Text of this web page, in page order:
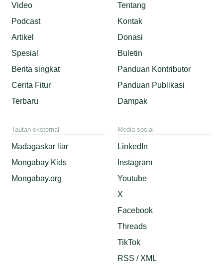
Video
Podcast
Artikel
Spesial
Berita singkat
Cerita Fitur
Terbaru
Tentang
Kontak
Donasi
Buletin
Panduan Kontributor
Panduan Publikasi
Dampak
Tautan eksternal
Madagaskar liar
Mongabay Kids
Mongabay.org
Media sosial
LinkedIn
Instagram
Youtube
X
Facebook
Threads
TikTok
RSS / XML